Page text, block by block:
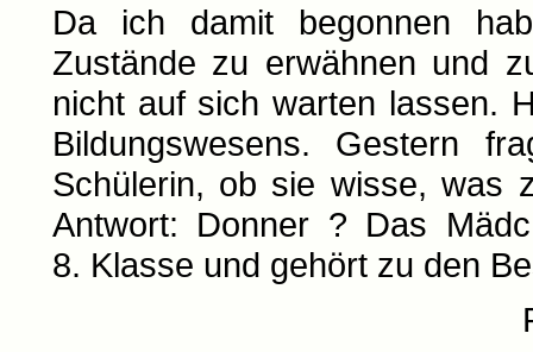
Da ich damit begonnen
Zustände zu erwähnen und
nicht auf sich warten lassen.
Bildungswesens. Gestern
Schülerin, ob sie wisse, was
Antwort: Donner ? Das
8. Klasse und gehört zu den